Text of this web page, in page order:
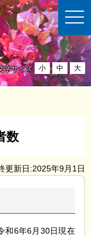
t
o
g
l
e
n
a
v
字サイズ 小 中 大
数
更新日:2025年9月1日
和6年6月30日現在